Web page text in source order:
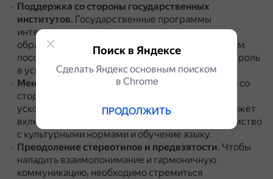
Поддержка со стороны государственных
институтов. Государственные программы
интеграции, предоставляющие доступ к
образованию, медицинским услугам, социальным
пособиям и трудоустройству, играют ключевую роль
в успешной интеграции.
Менторство и наставничество
Наставничество со
стороны местных жителей может значительно
ускорить процесс культурной адаптации.
Это может
включать помощь в повседневной жизни, знакомство
с культурными нормами и обучение языку.
Преодоление стереотипов и предвзятости. Чтобы
наладить взаимопонимание и гармоничную
коммуникацию, необходимо стремиться
Поиск в Яндексе
Сделать Яндекс основным поиском
в Сhrome
ПРОДОЛЖИТЬ